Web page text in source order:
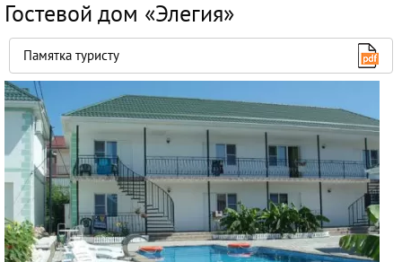
Крым
Проезд без проживания
Вылеты из Нижнего Новгорода
Горящие туры
Раннее бронирование
Железнодорожные туры
Круизы
Гостевой дом «Элегия»
Памятка туристу